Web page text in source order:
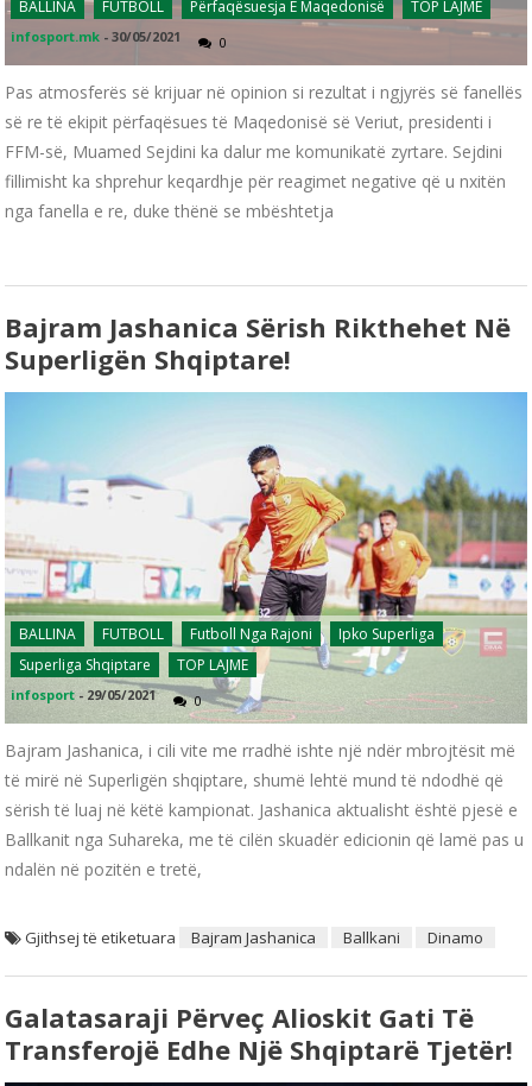
BALLINA FUTBOLL Përfaqësuesja E Maqedonisë TOP LAJME
infosport.mk -30/05/2021 0
Pas atmosferës së krijuar në opinion si rezultat i ngjyrës së fanellës
së re të ekipit përfaqësues të Maqedonisë së Veriut, presidenti i
FFM-së, Muamed Sejdini ka dalur me komunikatë zyrtare. Sejdini
fillimisht ka shprehur keqardhje për reagimet negative që u nxitën
nga fanella e re, duke thënë se mbështetja
Bajram Jashanica Sërish Rikthehet Në
Superligën Shqiptare!
BALLINA FUTBOLL Futboll Nga Rajoni
Ipko Superliga
Superliga Shqiptare
TOP LAJME
infosport - 29/05/2021 0
Bajram Jashanica, i cili vite me rradhë ishte një ndër mbrojtësit më
të mirë në Superligën shqiptare, shumë lehtë mund të ndodhë që
sërish të luaj në këtë kampionat. Jashanica aktualisht është pjesë e
Ballkanit nga Suhareka, me të cilën skuadër edicionin që lamë pas u
ndalën në pozitën e tretë,
Gjithsej të etiketuara Bajram Jashanica Ballkani Dinamo
Galatasaraji Përveç Alioskit Gati Të
Transferojë Edhe Një Shqiptarë Tjetër!